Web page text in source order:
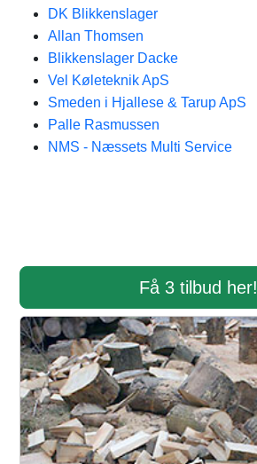
DK Blikkenslager
Allan Thomsen
Blikkenslager Dacke
Vel Køleteknik ApS
Smeden i Hjallese & Tarup ApS
Palle Rasmussen
NMS - Næssets Multi Service
Få 3 tilbud her!